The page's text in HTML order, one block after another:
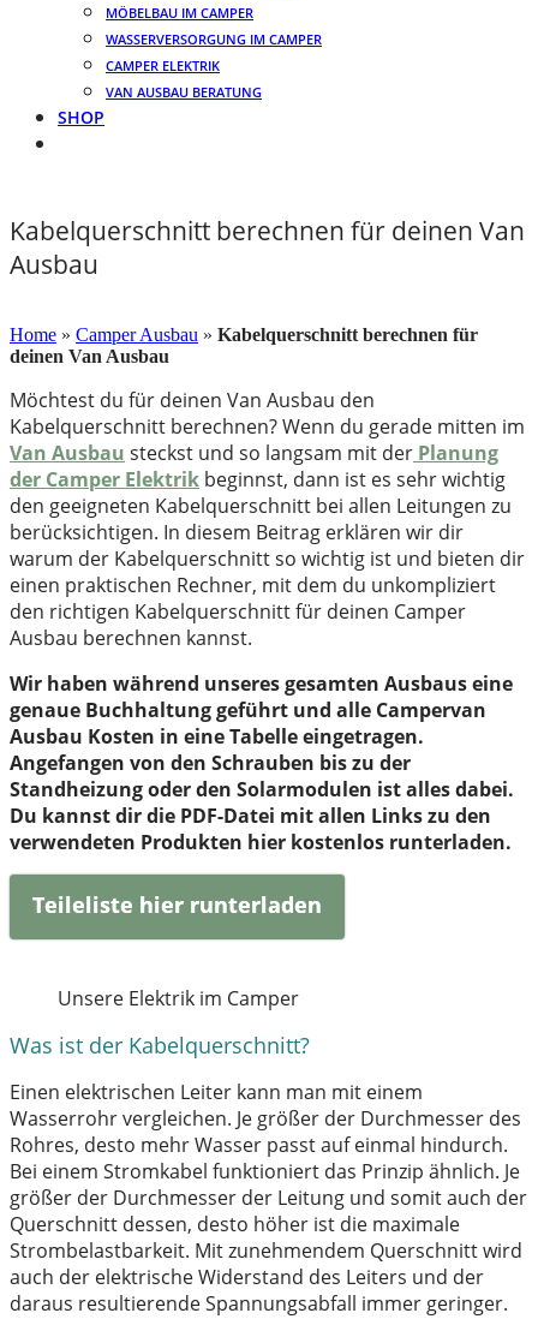
MÖBELBAU IM CAMPER
WASSERVERSORGUNG IM CAMPER
CAMPER ELEKTRIK
VAN AUSBAU BERATUNG
SHOP
Kabelquerschnitt berechnen für deinen Van
Ausbau
Home » Camper Ausbau » Kabelquerschnitt berechnen für
deinen Van Ausbau
Möchtest du für deinen Van Ausbau den
Kabelquerschnitt berechnen? Wenn du gerade mitten im
Van Ausbau steckst und so langsam mit der Planung
der Camper Elektrik beginnst, dann ist es sehr wichtig
den geeigneten Kabelquerschnitt bei allen Leitungen zu
berücksichtigen. In diesem Beitrag erklären wir dir
warum der Kabelquerschnitt so wichtig ist und bieten dir
einen praktischen Rechner, mit dem du unkompliziert
den richtigen Kabelquerschnitt für deinen Camper
Ausbau berechnen kannst.
Wir haben während unseres gesamten Ausbaus eine
genaue Buchhaltung geführt und alle Campervan
Ausbau Kosten in eine Tabelle eingetragen.
Angefangen von den Schrauben bis zu der
Standheizung oder den Solarmodulen ist alles dabei.
Du kannst dir die PDF-Datei mit allen Links zu den
verwendeten Produkten hier kostenlos runterladen.
Teileliste hier runterladen
Unsere Elektrik im Camper
Was ist der Kabelquerschnitt?
Einen elektrischen Leiter kann man mit einem
Wasserrohr vergleichen. Je größer der Durchmesser des
Rohres, desto mehr Wasser passt auf einmal hindurch.
Bei einem Stromkabel funktioniert das Prinzip ähnlich. Je
größer der Durchmesser der Leitung und somit auch der
Querschnitt dessen, desto höher ist die maximale
Strombelastbarkeit. Mit zunehmendem Querschnitt wird
auch der elektrische Widerstand des Leiters und der
daraus resultierende Spannungsabfall immer geringer.